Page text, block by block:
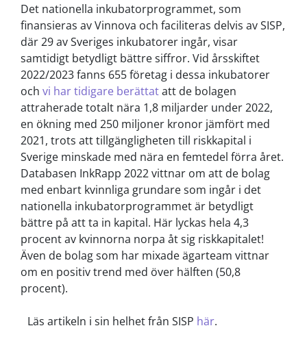
Det nationella inkubatorprogrammet, som
finansieras av Vinnova och faciliteras delvis av SISP,
där 29 av Sveriges inkubatorer ingår, visar
samtidigt betydligt bättre siffror. Vid årsskiftet
2022/2023 fanns 655 företag i dessa inkubatorer
och vi har tidigare berättatatt de bolagen
attraherade totalt nära 1,8 miljarder under 2022,
en ökning med 250 miljoner kronor jämfört med
2021, trots att tillgängligheten till riskkapital i
Sverige minskade med nära en femtedel förra året.
Databasen InkRapp 2022 vittnar om att de bolag
med enbart kvinnliga grundare som ingår i det
nationella inkubatorprogrammet är betydligt
bättre på att ta in kapital. Här lyckas hela 4,3
procent av kvinnorna norpa åt sig riskkapitalet!
Även de bolag som har mixade ägarteam vittnar
om en positiv trend med över hälften (50,8
procent).
Läs artikeln i sin helhet från SISP här.